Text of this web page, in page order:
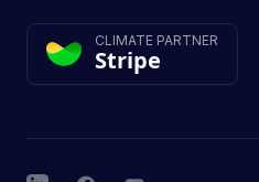
CLIMATE PARTNER
Stripe